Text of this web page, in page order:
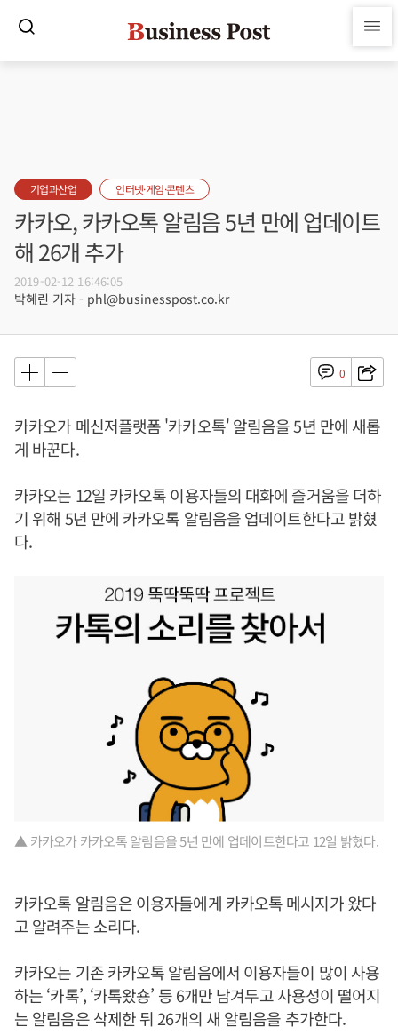
기업과산업 인터넷·게임·콘텐츠
카카오, 카카오톡 알림음 5년 만에 업데이트
해 26개 추가
2019-02-12 16:46:05
박혜린 기자 - phl@businesspost.co.kr
0
카카오가 메신저플랫폼 '카카오톡' 알림음을 5년 만에 새롭
게 바꾼다.
카카오는 12일 카카오톡 이용자들의 대화에 즐거움을 더하
기 위해 5년 만에 카카오톡 알림음을 업데이트한다고 밝혔
다.
▲ 카카오가 카카오톡 알림음을 5년 만에 업데이트한다고 12일 밝혔다.
카카오톡 알림음은 이용자들에게 카카오톡 메시지가 왔다
고 알려주는 소리다.
카카오는 기존 카카오톡 알림음에서 이용자들이 많이 사용
하는 ‘카톡’, ‘카톡왔숑’ 등 6개만 남겨두고 사용성이 떨어지
는 알림음은 삭제한 뒤 26개의 새 알림음을 추가한다.